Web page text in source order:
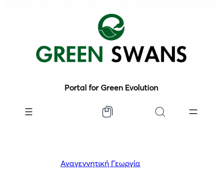
Portal for Green Evolution
Αναγεννητική Γεωργία